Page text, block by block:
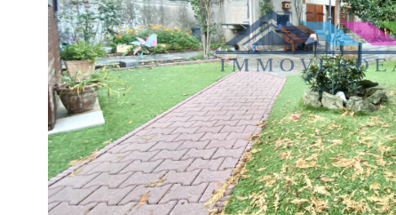
VOIR LE
BIEN